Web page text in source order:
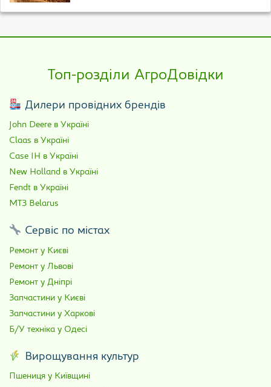
Топ-розділи АгроДовідки
Дилери провідних брендів
John Deere в Україні
Claas в Україні
Case IH в Україні
New Holland в Україні
Fendt в Україні
МТЗ Belarus
Сервіс по містах
Ремонт у Києві
Ремонт у Львові
Ремонт у Дніпрі
Запчастини у Києві
Запчастини у Харкові
Б/У техніка у Одесі
Вирощування культур
Пшениця у Київщині